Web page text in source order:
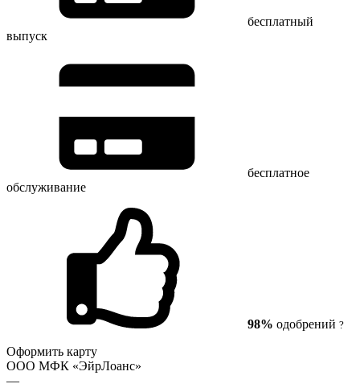
бесплатный
выпуск
бесплатное
обслуживание
98% одобрений ?
Оформить карту
ООО МФК «ЭйрЛоанс»
—